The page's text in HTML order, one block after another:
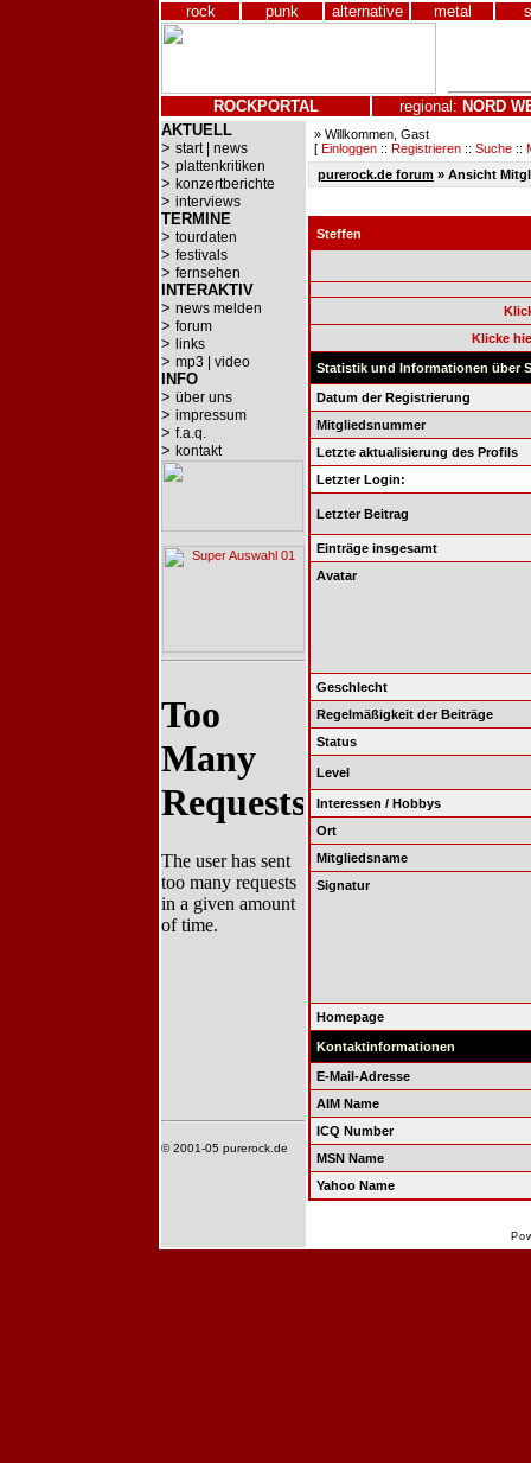
rock punk alternative metal
ROCKPORTAL regional: NORD
AKTUELL
> start | news
> plattenkritiken
> konzertberichte
> interviews
TERMINE
> tourdaten
> festivals
> fernsehen
INTERAKTIV
> news melden
> forum
> links
> mp3 | video
INFO
> über uns
> impressum
> f.a.q.
> kontakt
© 2001-05 purerock.de
» Willkommen, Gast
[ Einloggen :: Registrieren :: Suche ::
purerock.de forum » Ansicht
Steffen
Klicke
Statistik und Informationen über
Datum der Registrierung
Mitgliedsnummer
Letzte aktualisierung des Profils
Letzter Login:
Letzter Beitrag
Einträge insgesamt
Avatar
Geschlecht
Regelmäßigkeit der Beiträge
Status
Level
Interessen / Hobbys
Ort
Mitgliedsname
Signatur
Homepage
Kontaktinformationen
E-Mail-Adresse
AIM Name
ICQ Number
MSN Name
Yahoo Name